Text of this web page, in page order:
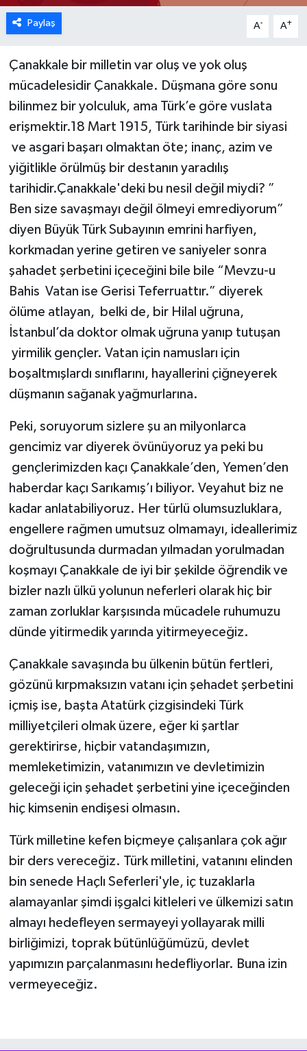
Paylaş A- A+
Çanakkale bir milletin var oluş ve yok oluş
mücadelesidir Çanakkale. Düşmana göre sonu
bilinmez bir yolculuk, ama Türk’e göre vuslata
erişmektir.18 Mart 1915, Türk tarihinde bir siyasi
ve asgari başarı olmaktan öte; inanç, azim ve
yiğitlikle örülmüş bir destanın yaradılış
tarihidir.Çanakkale'deki bu nesil değil miydi? ”
Ben size savaşmayı değil ölmeyi emrediyorum”
diyen Büyük Türk Subayının emrini harfiyen,
korkmadan yerine getiren ve saniyeler sonra
şahadet şerbetini içeceğini bile bile “Mevzu-u
Bahis Vatan ise Gerisi Teferruattır.” diyerek
ölüme atlayan, belki de, bir Hilal uğruna,
İstanbul’da doktor olmak uğruna yanıp tutuşan
yirmilik gençler. Vatan için namusları için
boşaltmışlardı sınıflarını, hayallerini çiğneyerek
düşmanın sağanak yağmurlarına.
Peki, soruyorum sizlere şu an milyonlarca
gencimiz var diyerek övünüyoruz ya peki bu
gençlerimizden kaçı Çanakkale’den, Yemen’den
haberdar kaçı Sarıkamış’ı biliyor. Veyahut biz ne
kadar anlatabiliyoruz. Her türlü olumsuzluklara,
engellere rağmen umutsuz olmamayı, ideallerimiz
doğrultusunda durmadan yılmadan yorulmadan
koşmayı Çanakkale de iyi bir şekilde öğrendik ve
bizler nazlı ülkü yolunun neferleri olarak hiç bir
zaman zorluklar karşısında mücadele ruhumuzu
dünde yitirmedik yarında yitirmeyeceğiz.
Çanakkale savaşında bu ülkenin bütün fertleri,
gözünü kırpmaksızın vatanı için şehadet şerbetini
içmiş ise, başta Atatürk çizgisindeki Türk
milliyetçileri olmak üzere, eğer ki şartlar
gerektirirse, hiçbir vatandaşımızın,
memleketimizin, vatanımızın ve devletimizin
geleceği için şehadet şerbetini yine içeceğinden
hiç kimsenin endişesi olmasın.
Türk milletine kefen biçmeye çalışanlara çok ağır
bir ders vereceğiz. Türk milletini, vatanını elinden
bin senede Haçlı Seferleri'yle, iç tuzaklarla
alamayanlar şimdi işgalci kitleleri ve ülkemizi satın
almayı hedefleyen sermayeyi yollayarak milli
birliğimizi, toprak bütünlüğümüzü, devlet
yapımızın parçalanmasını hedefliyorlar. Buna izin
vermeyeceğiz.